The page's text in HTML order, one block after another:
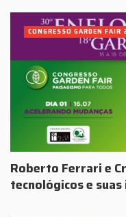
Roberto Ferrari e
tecnológicos e
CONGRESSO GARDEN FAIR